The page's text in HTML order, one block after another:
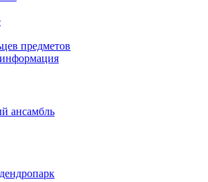
предметов
ансамбль